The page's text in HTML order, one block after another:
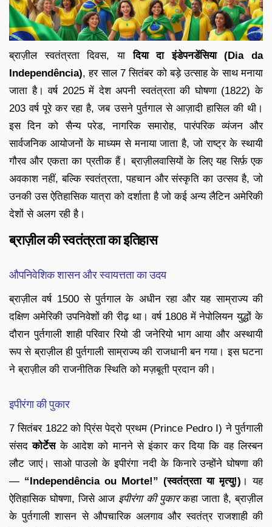
ब्राज़ील स्वतंत्रता दिवस, यादिया दा इंडेपनडेंसिया (Dia da
Independência), हर साल 7 सितंबर को बड़े उत्साह के साथ मनाया
जाता है। वर्ष 2025 में देश अपनी स्वतंत्रता की घोषणा (1822) के
203 वर्ष पूरे कर रहा है, जब उसने पुर्तगाल से आज़ादी हासिल की थी।
इस दिन को सैन्य परेड, नागरिक समारोह, पारंपरिक व्यंजन और
सार्वजनिक आयोजनों के माध्यम से मनाया जाता है, जो राष्ट्र के स्थायी
गौरव और एकता का प्रतीक हैं। ब्राज़ीलवासियों के लिए यह सिर्फ़ एक
अवकाश नहीं, बल्कि स्वतंत्रता, पहचान और संस्कृति का उत्सव है, जो
उनकी उस ऐतिहासिक यात्रा को दर्शाता है जो कई अन्य लैटिन अमेरिकी
देशों से अलग रही है।
ब्राज़ील की स्वतंत्रता का इतिहास
औपनिवेशिक शासन और स्वायत्तता का उदय
ब्राज़ील वर्ष 1500 से पुर्तगाल के अधीन रहा और यह साम्राज्य की
दक्षिण अमेरिकी उपनिवेशों की रीढ़ था। वर्ष 1808 में नेपोलियन युद्धों के
दौरान पुर्तगाली शाही परिवार रियो डी जनेरियो भाग आया और अस्थायी
रूप से ब्राज़ील ही पुर्तगाली साम्राज्य की राजधानी बन गया। इस घटना
ने ब्राज़ील की राजनीतिक स्थिति को मज़बूती प्रदान की।
इपीरंगा की पुकार
7 सितंबर 1822 को प्रिंस पेद्रो प्रथम (Prince Pedro I) ने पुर्तगाली
संसदकोर्टेसके आदेश को मानने से इंकार कर दिया कि वह लिस्बन
लौट जाएं। साओ पाउलो के इपीरंगा नदी के किनारे उन्होंने घोषणा की
— “Independência ou Morte!” (स्वतंत्रता या मृत्यु!) । यह
ऐतिहासिक घोषणा, जिसे आज इपीरंगा की पुकारकहा जाता है, ब्राज़ील
के पुर्तगाली शासन से औपचारिक अलगाव और स्वतंत्र राजशाही की